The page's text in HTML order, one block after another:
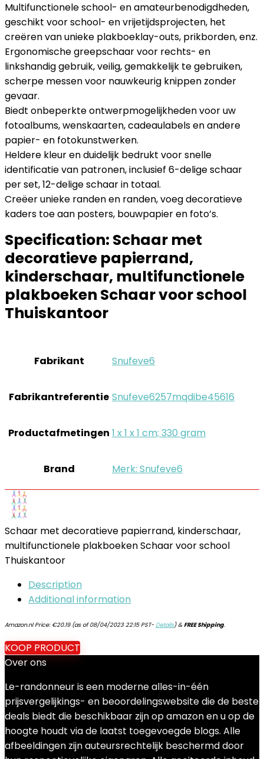
Multifunctionele school- en amateurbenodigdheden,
geschikt voor school- en vrijetijdsprojecten, het
creëren van unieke plakboeklay-outs, prikborden, enz.
Ergonomische greepschaar voor rechts- en
linkshandig gebruik, veilig, gemakkelijk te gebruiken,
scherpe messen voor nauwkeurig knippen zonder
gevaar.
Biedt onbeperkte ontwerpmogelijkheden voor uw
fotoalbums, wenskaarten, cadeaulabels en andere
papier- en fotokunstwerken.
Heldere kleur en duidelijk bedrukt voor snelle
identificatie van patronen, inclusief 6-delige schaar
per set, 12-delige schaar in totaal.
Creëer unieke randen en randen, voeg decoratieve
kaders toe aan posters, bouwpapier en foto’s.
Specification: Schaar met
decoratieve papierrand,
kinderschaar, multifunctionele
plakboeken Schaar voor school
Thuiskantoor
Fabrikant ‎Snufeve6
Fabrikantreferentie ‎Snufeve6257mqdibe45616
Productafmetingen ‎1 x 1 x 1 cm; 330 gram
Brand Merk: Snufeve6
Schaar met decoratieve papierrand, kinderschaar,
multifunctionele plakboeken Schaar voor school
Thuiskantoor
Description
Additional information
Amazon.nl Price: €20.19(as of 08/04/2023 22:15 PST-Details)&FREE Shipping.
KOOP PRODUCT
Over ons
Le-randonneur is een moderne alles-in-één
prijsvergelijkings- en beoordelingswebsite die de beste
deals biedt die beschikbaar zijn op amazon en u op de
hoogte houdt via de laatst toegevoegde blogs. Alle
afbeeldingen zijn auteursrechtelijk beschermd door